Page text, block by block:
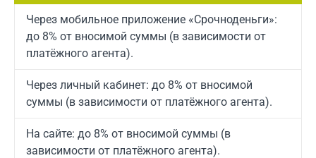
Через мобильное приложение «Срочноденьги»:
до 8% от вносимой суммы (в зависимости от
платёжного агента).
Через личный кабинет: до 8% от вносимой
суммы (в зависимости от платёжного агента).
На сайте: до 8% от вносимой суммы (в
зависимости от платёжного агента).